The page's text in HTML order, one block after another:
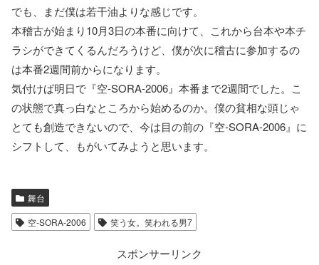
でも、まだ僕は若干油よりな感じです。
本稽古が始まり10月3日の本番に向けて、これから台本や本チ
ラシができてくるんだろうけど、僕が次に稽古に参加するの
は本番2週間前からになります。
気付けば明日で『空-SORA-2006』本番まで2週間でした。こ
の状態で真っ白なところから始めるのか。僕の貧相な頭じゃ
とても創造できないので、今は目の前の『空-SORA-2006』に
シフトして、もがいてみようと思います。
舞台
空-SORA-2006 笑う女。笑われる男7
スポンサーリンク